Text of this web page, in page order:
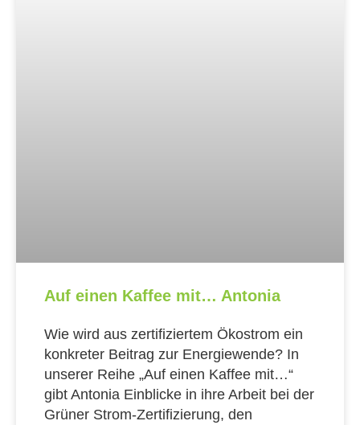
Auf einen Kaffee mit… Antonia
Wie wird aus zertifiziertem Ökostrom ein
konkreter Beitrag zur Energiewende? In
unserer Reihe „Auf einen Kaffee mit…“
gibt Antonia Einblicke in ihre Arbeit bei der
Grüner Strom-Zertifizierung, den